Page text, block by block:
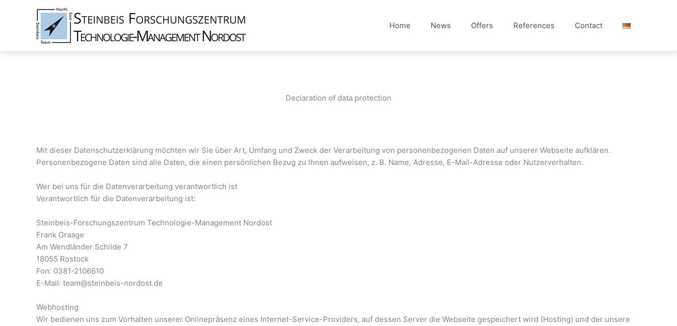
Home News Offers References Contact
Declaration of data protection
Mit dieser Datenschutzerklärung möchten wir Sie über Art, Umfang und Zweck der Verarbeitung von personenbezogenen Daten auf unserer Webseite aufklären.
Personenbezogene Daten sind alle Daten, die einen persönlichen Bezug zu Ihnen aufweisen, z. B. Name, Adresse, E-Mail-Adresse oder Nutzerverhalten.
Wer bei uns für die Datenverarbeitung verantwortlich ist
Verantwortlich für die Datenverarbeitung ist:
Steinbeis-Forschungszentrum Technologie-Management Nordost
Frank Graage
Am Wendländer Schilde 7
18055 Rostock
Fon: 0381-2106610
E-Mail: team@steinbeis-nordost.de
Webhosting
Wir bedienen uns zum Vorhalten unserer Onlinepräsenz eines Internet-Service-Providers, auf dessen Server die Webseite gespeichert wird (Hosting) und der unsere